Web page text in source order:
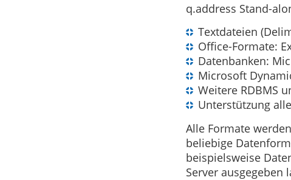
q.address Stand-
Textdateien
Office-Formate:
Datenbanken:
Microsoft
Weitere RDBMS
Unterstützung
Alle Formate
beliebige
beispielsweise
Server ausgegeben